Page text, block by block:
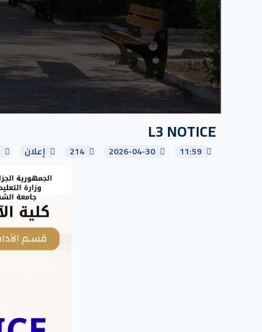
L3 NOTICE
11:59
2026-04-30
214 إعلان